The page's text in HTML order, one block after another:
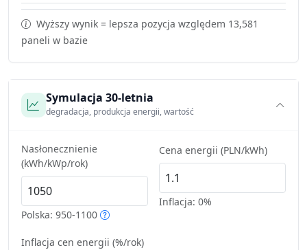
Wyższy wynik = lepsza pozycja względem 13,581
paneli w bazie
Symulacja 30-letnia
degradacja, produkcja energii, wartość
Nasłonecznienie
(kWh/kWp/rok)
Polska: 950-1100
Cena energii (PLN/kWh)
Inflacja: 0%
Inflacja cen energii (%/rok)